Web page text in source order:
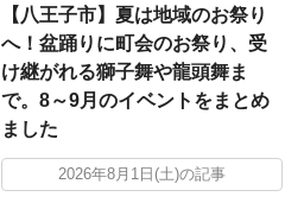
【八王子市】夏は地域のお祭り
へ！盆踊りに町会のお祭り、受
け継がれる獅子舞や龍頭舞ま
で。8～9月のイベントをまとめ
ました
2026年8月1日(土)の記事